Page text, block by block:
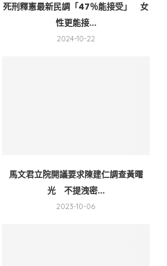
死刑釋憲最新民調「47％能接受」 女
性更能接...
2024-10-22
馬文君立院開議要求陳建仁調查黃曙
光 不提洩密...
2023-10-06